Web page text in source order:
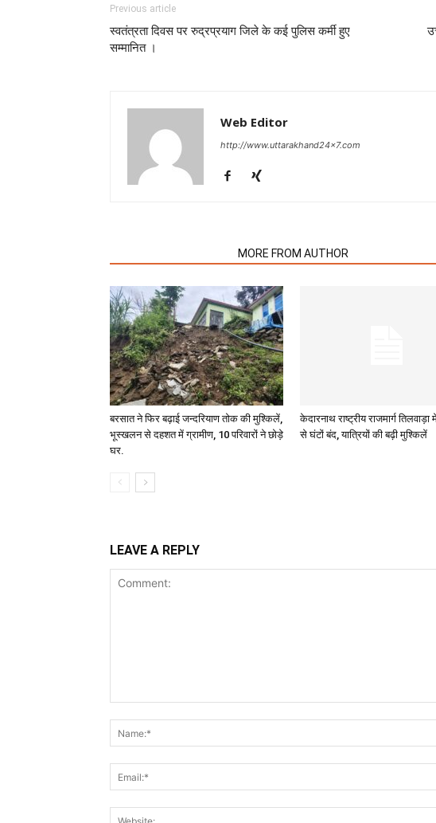
Previous article
स्वतंत्रता दिवस पर रुद्रप्रयाग जिले के कई पुलिस कर्मी हुए
सम्मानित ।
Web Editor
http://www.uttarakhand24x7.com
MORE FROM AUTHOR
बरसात ने फिर बढ़ाई जन्दरियाण तोक की मुश्किलें,
भूस्खलन से दहशत में ग्रामीण, 10 परिवारों ने छोड़े
घर.
केदारनाथ राष्ट्रीय राजमार्ग
से घंटों बंद, यात्रियों की बढ़ी मुश्किलें
LEAVE A REPLY